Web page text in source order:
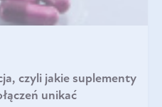
czyli jakie suplementy
unikać